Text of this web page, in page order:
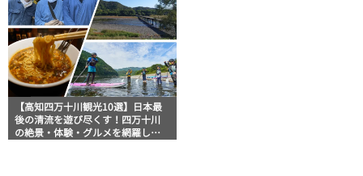
【高知四万十川観光10選】日本最
後の清流を遊び尽くす！四万十川
の絶景・体験・グルメを網羅した